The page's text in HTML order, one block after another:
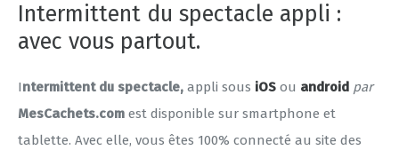
Intermittent du spectacle appli :
avec vous partout.
Intermittent du spectacle, appli sous iOS ou android par
MesCachets.com est disponible sur smartphone et
tablette. Avec elle, vous êtes 100% connecté au site des